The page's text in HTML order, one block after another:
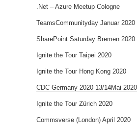
.Net – Azure Meetup Cologne
TeamsCommunityday Januar 2020
SharePoint Saturday Bremen 2020
Ignite the Tour Taipei 2020
Ignite the Tour Hong Kong 2020
CDC Germany 2020 13/14Mai 2020
Ignite the Tour Zürich 2020
Commsverse (London) April 2020